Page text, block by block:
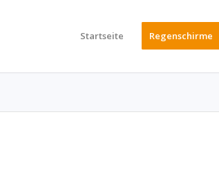
Startseite Regenschirme